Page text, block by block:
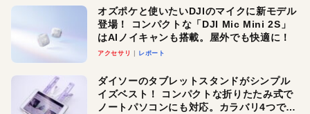
オズポケと使いたいDJIのマイクに新モデル
登場！ コンパクトな「DJI Mic Mini 2S」
はAIノイキャンも搭載。屋外でも快適に！
アクセサリ レポート
ダイソーのタブレットスタンドがシンプル
イズベスト！ コンパクトな折りたたみ式で
ノートパソコンにも対応。カラバリ4つで選